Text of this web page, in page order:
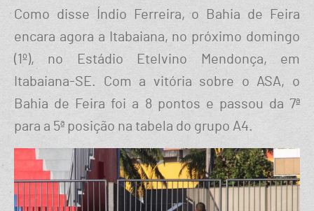
Como disse Índio Ferreira, o Bahia de Feira
encara agora a Itabaiana, no próximo domingo
(1º), no Estádio Etelvino Mendonça, em
Itabaiana-SE. Com a vitória sobre o ASA, o
Bahia de Feira foi a 8 pontos e passou da 7ª
para a 5ª posição na tabela do grupo A4.